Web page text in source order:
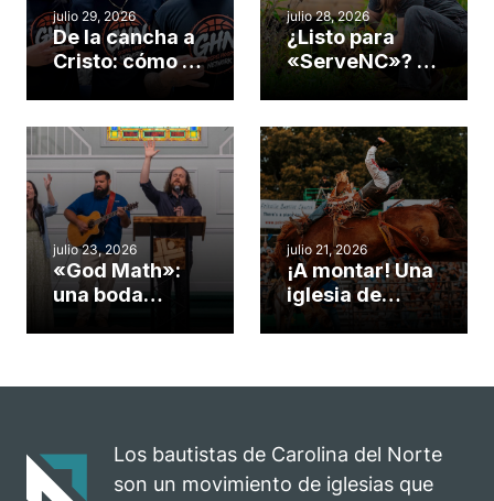
julio 29, 2026
De la cancha a
Cristo: cómo el
gimnasio de
Cary se
convirtió en un
insólito campo
misionero te
cuento
julio 28, 2026
¿Listo para
«ServeNC»? 4
obra de Dios
durante la
Semana
ServeNC
julio 23, 2026
«God Math»:
una boda
celebra el
julio 21, 2026
¡A montar! Una
iglesia de
rodeo anual en
para el
ministerio
Los bautistas de Carolina del Norte
son un movimiento de iglesias que